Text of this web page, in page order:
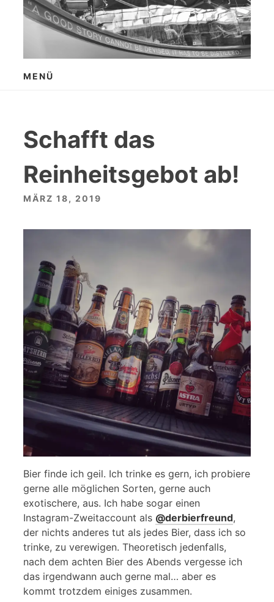
MENÜ
Schafft das
Reinheitsgebot ab!
MÄRZ 18, 2019
Bier finde ich geil. Ich trinke es gern, ich probiere
gerne alle möglichen Sorten, gerne auch
exotischere, aus. Ich habe sogar einen
Instagram-Zweitaccount als @derbierfreund,
der nichts anderes tut als jedes Bier, dass ich so
trinke, zu verewigen. Theoretisch jedenfalls,
nach dem achten Bier des Abends vergesse ich
das irgendwann auch gerne mal… aber es
kommt trotzdem einiges zusammen.